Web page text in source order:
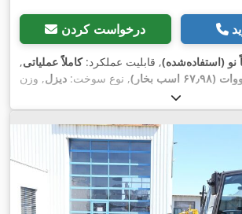
درخواست کردن
نو (استفاده‌شده), قابلیت عملکرد:کاملاً عملیاتی,
, نوع سوخت: دیزل, وزن
عملیاتی:۵٬۰۵۰ کیلوگرم
۲۰۲۳, ساعت کارکرد: ۱۵۰ h بازرسی ایمنی UVV,
استاندارد, هیدرولیک, چراغ‌های جلو اضافی,
چنگال پالت, کابین,